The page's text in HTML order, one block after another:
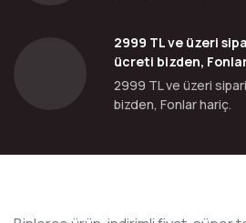
2999 TL ve üzeri
ücreti bizden,
2999 TL ve üzeri
bizden, Fonlar hariç.